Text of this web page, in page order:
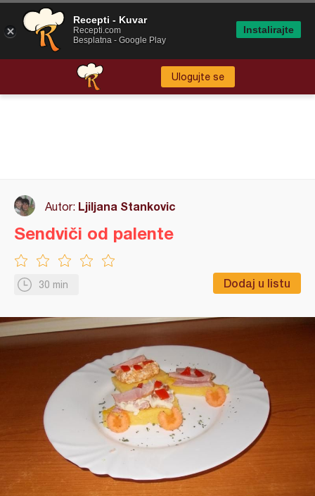
Ulogujte se
Autor: Ljiljana Stankovic
30 min Dodaj u listu
Sendviči od palente
Recepti - Kuvar
Recepti.com
Besplatna - Google Play
Instalirajte